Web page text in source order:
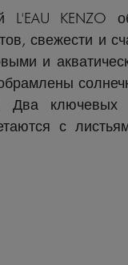
L'EAU KENZO
свежести и
и
Два ключевых
с